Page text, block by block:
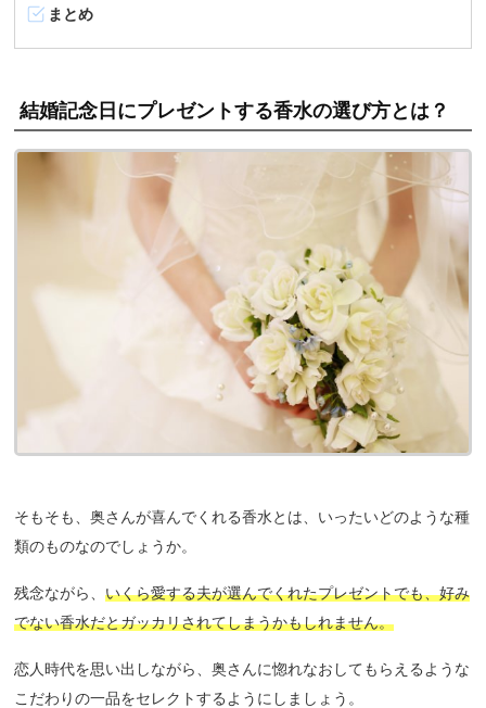
まとめ
結婚記念日にプレゼントする香水の選び方とは？
そもそも、奥さんが喜んでくれる香水とは、いったいどのような種
類のものなのでしょうか。
残念ながら、いくら愛する夫が選んでくれたプレゼントでも、好み
でない香水だとガッカリされてしまうかもしれません。
恋人時代を思い出しながら、奥さんに惚れなおしてもらえるような
こだわりの一品をセレクトするようにしましょう。